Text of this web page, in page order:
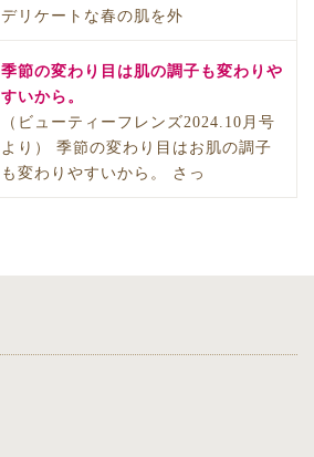
デリケートな春の肌を外
季節の変わり目は肌の調子も変わりや
すいから。
（ビューティーフレンズ2024.10月号
より） 季節の変わり目はお肌の調子
も変わりやすいから。 さっ